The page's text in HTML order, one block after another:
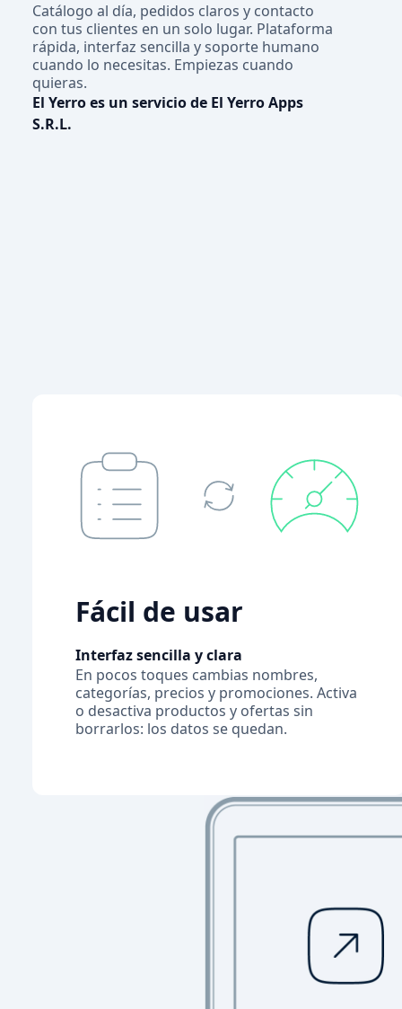
Catálogo al día, pedidos claros y contacto
con tus clientes en un solo lugar. Plataforma
rápida, interfaz sencilla y soporte humano
cuando lo necesitas. Empiezas cuando
quieras.
El Yerro es un servicio de El Yerro Apps
S.R.L.
Fácil de usar
Interfaz sencilla y clara
En pocos toques cambias nombres,
categorías, precios y promociones. Activa
o desactiva productos y ofertas sin
borrarlos: los datos se quedan.